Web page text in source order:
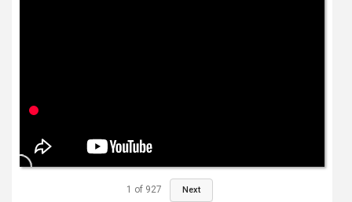
1 of 927 Next